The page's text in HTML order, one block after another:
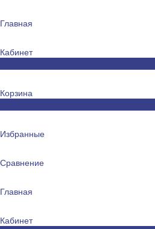
Главная
Кабинет
Корзина
Избранные
Сравнение
Главная
Кабинет